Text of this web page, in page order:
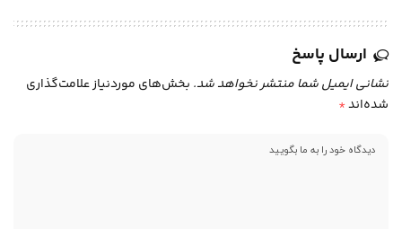
ارسال پاسخ
نشانی ایمیل شما منتشر نخواهد شد. بخش‌های موردنیاز علامت‌گذاری
شده‌اند*